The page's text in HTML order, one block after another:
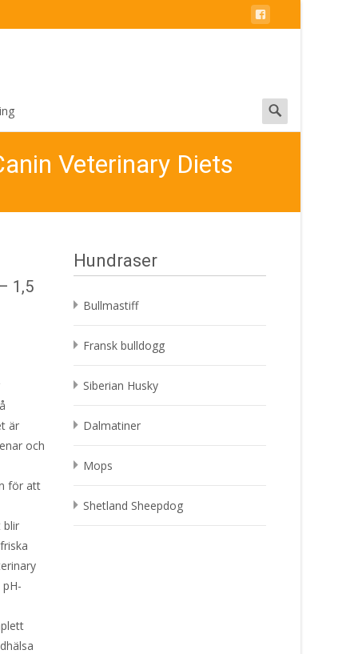
Search
for:
Veterinary Diets
1,5
är
och
för att
blir
Hundraser
Bullmastiff
Fransk bulldogg
Siberian Husky
Dalmatiner
Mops
Shetland Sheepdog